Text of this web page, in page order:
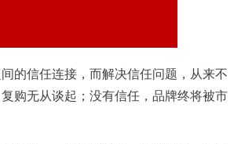
的信任连接，而解决信任问题，从来不
购无从谈起；没有信任，品牌终将被市